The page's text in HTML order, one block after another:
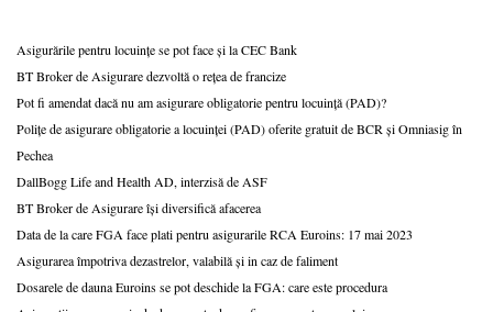
Asigurările pentru locuințe se pot face și la CEC Bank
BT Broker de Asigurare dezvoltă o rețea de francize
Pot fi amendat dacă nu am asigurare obligatorie pentru locuință (PAD)?
Polițe de asigurare obligatorie a locuinței (PAD) oferite gratuit de BCR și Omniasig în
Pechea
DallBogg Life and Health AD, interzisă de ASF
BT Broker de Asigurare își diversifică afacerea
Data de la care FGA face plati pentru asigurarile RCA Euroins: 17 mai 2023
Asigurarea împotriva dezastrelor, valabilă și in caz de faliment
Dosarele de dauna Euroins se pot deschide la FGA: care este procedura